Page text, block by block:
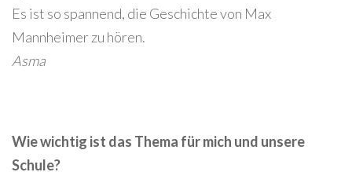
Es ist so spannend, die Geschichte von Max
Mannheimer zu hören.
Asma
Wie wichtig ist das Thema für mich und unsere
Schule?